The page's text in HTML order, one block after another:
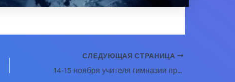
СЛЕДУЮЩАЯ СТРАНИЦА
14-15 ноября учителя гимназии приняли участие в профессиональных конкурсах